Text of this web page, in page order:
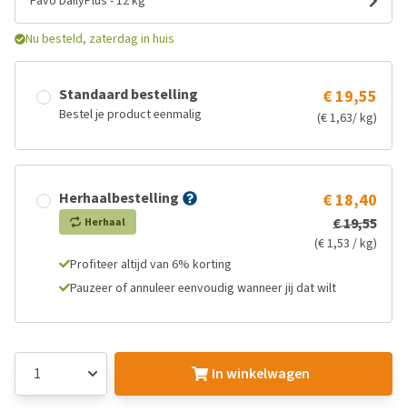
Nu besteld, zaterdag in huis
Standaard bestelling
Bestel je product eenmalig
€ 19,55
(€ 1,63/ kg)
Herhaalbestelling
Herhaal
€ 18,40
€ 19,55
(€ 1,53 / kg)
Profiteer altijd van 6% korting
Pauzeer of annuleer eenvoudig wanneer jij dat wilt
In winkelwagen